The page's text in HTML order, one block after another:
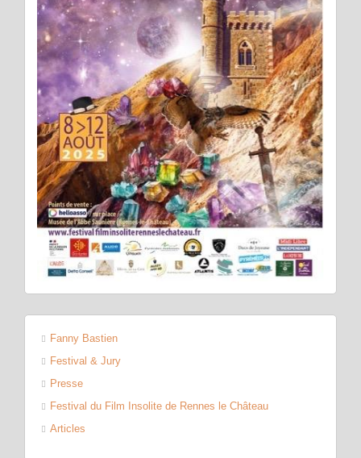
Fanny Bastien
Festival & Jury
Presse
Festival du Film Insolite de Rennes le Château
Articles